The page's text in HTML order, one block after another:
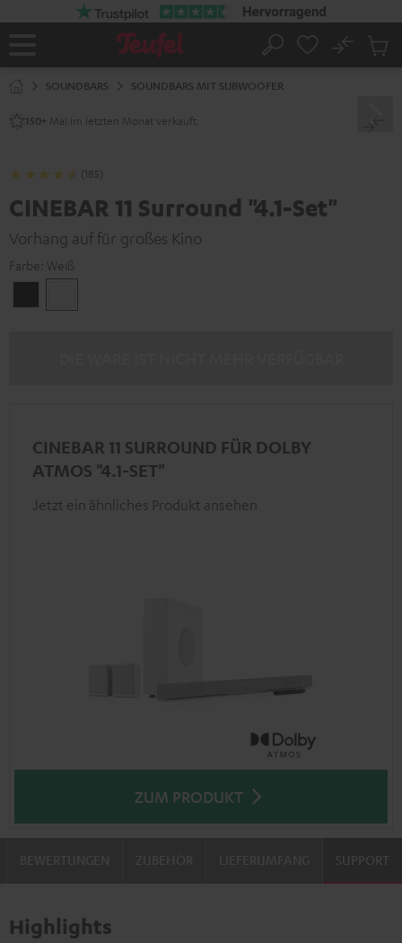
Startseite
Suche
No
SOUNDBARS SOUNDBARS MIT SUBWOOFER
150+ Mal im letzten Monat verkauft.
(185)
CINEBAR 11 Surround "4.1-Set"
Vorhang auf für großes Kino
Farbe: Weiß
CINEBAR 11 SURROUND FÜR DOLBY
ATMOS "4.1-SET"
Jetzt ein ähnliches Produkt ansehen
ZUM PRODUKT
SUPPORT
Highlights